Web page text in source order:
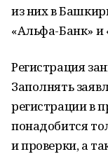
из них в
«Альфа-Банк» и
Регистрация
Заполнять
регистрации в
понадобится
и проверки, а